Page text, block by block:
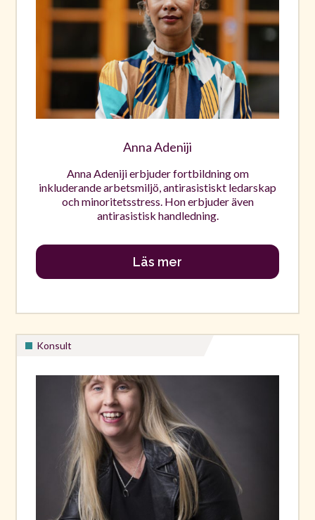
Anna Adeniji
Anna Adeniji erbjuder fortbildning om
inkluderande arbetsmiljö, antirasistiskt ledarskap
och minoritetsstress. Hon erbjuder även
antirasistisk handledning.
Läs mer
Konsult